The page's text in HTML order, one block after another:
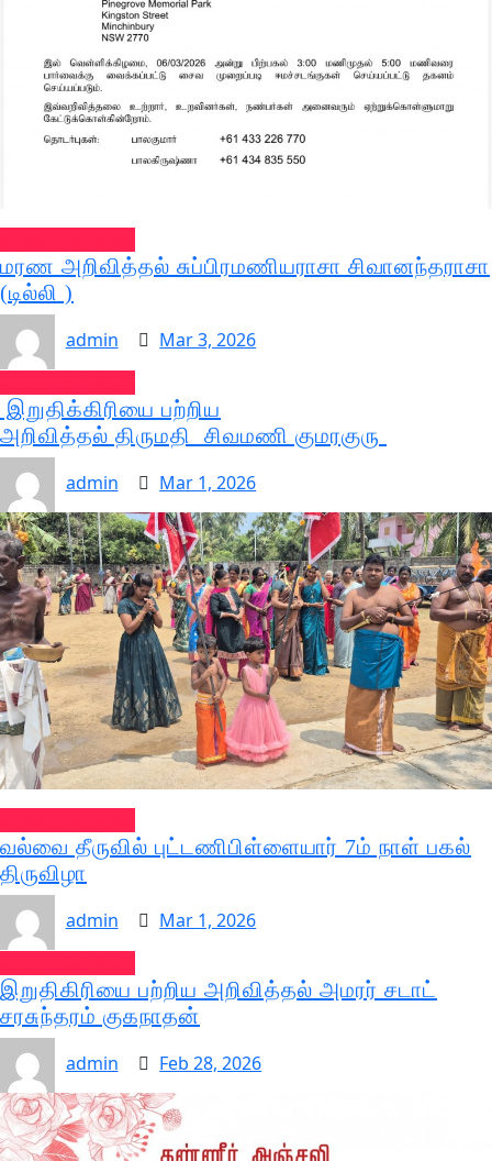
மரண அறிவித்தல் சுப்பிரமணியராசா சிவானந்தராசா
(டில்லி )
admin
Mar 3, 2026
இறுதிக்கிரியை பற்றிய
அறிவித்தல் திருமதி சிவமணி குமரகுரு
admin
Mar 1, 2026
வல்வை தீருவில் புட்டணிபிள்ளையார் 7ம் நாள் பகல்
திருவிழா
admin
Mar 1, 2026
இறுதிகிரியை பற்றிய அறிவித்தல் அமரர் சடாட்
சரசுந்தரம் குகநாதன்
admin
Feb 28, 2026